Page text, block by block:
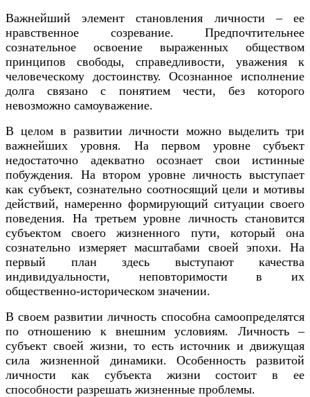
Важнейший элемент становления личности – ее
нравственное созревание. Предпочтительнее
сознательное освоение выраженных обществом
принципов свободы, справедливости, уважения к
человеческому достоинству. Осознанное исполнение
долга связано с понятием чести, без которого
невозможно самоуважение.
В целом в развитии личности можно выделить три
важнейших уровня. На первом уровне субъект
недостаточно адекватно осознает свои истинные
побуждения. На втором уровне личность выступает
как субъект, сознательно соотносящий цели и мотивы
действий, намеренно формирующий ситуации своего
поведения. На третьем уровне личность становится
субъектом своего жизненного пути, который она
сознательно измеряет масштабами своей эпохи. На
первый план здесь выступают качества
индивидуальности, неповторимости в их
общественно-историческом значении.
В своем развитии личность способна самоопределятся
по отношению к внешним условиям. Личность –
субъект своей жизни, то есть источник и движущая
сила жизненной динамики. Особенность развитой
личности как субъекта жизни состоит в ее
способности разрешать жизненные проблемы.